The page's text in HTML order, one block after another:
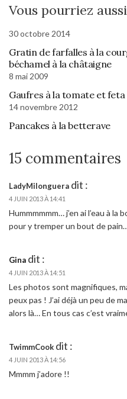
Vous pourriez
30 octobre 2014
Gratin de farfalles à la
béchamel à la châtaigne
8 mai 2009
Gaufres à la tomate et feta
14 novembre 2012
Pancakes à la betterave
15 commentaires
LadyMilonguera dit :
4 JUIN 2013 À 14:41
Hummmmmm… j’en ai l’eau à
pour y tremper un bout de
Gina dit :
4 JUIN 2013 À 14:51
Les photos sont magnifiques,
peux pas ! J’ai déjà un peu de
alors là… En tous cas c’est
TwimmCook dit :
4 JUIN 2013 À 14:56
Mmmm j’adore !!